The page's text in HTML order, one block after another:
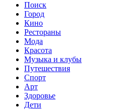
Поиск
Город
Кино
Рестораны
Мода
Красота
Музыка и клубы
Путешествия
Спорт
Арт
Здоровье
Дети